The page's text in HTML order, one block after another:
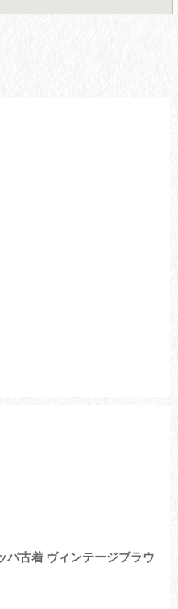
パ古着 ヴィンテージブラウ